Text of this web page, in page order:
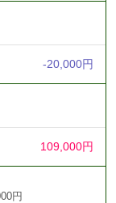
-20,000円
109,000円
円